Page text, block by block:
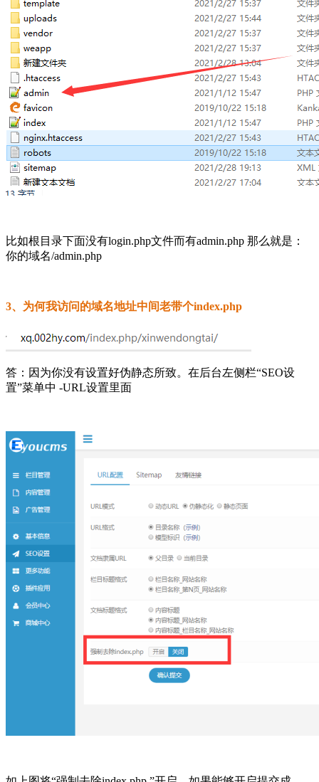
比如根目录下面没有login.php文件而有admin.php 那么就是：
你的域名/admin.php
3、为何我访问的域名地址中间老带个index.php
答：因为你没有设置好伪静态所致。在后台左侧栏“SEO设
置”菜单中 -URL设置里面